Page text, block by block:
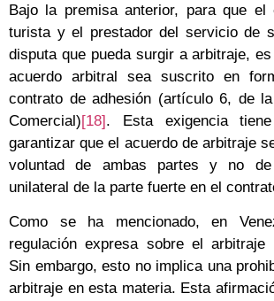
Bajo la premisa anterior, para que el
turista y el prestador del servicio de
disputa que pueda surgir a arbitraje,
acuerdo arbitral sea suscrito en
contrato de adhesión (artículo 6, de
Comercial)[18]. Esta exigencia
garantizar que el acuerdo de arbitraje
voluntad de ambas partes y no de
unilateral de la parte fuerte en el
Como se ha mencionado, en
regulación expresa sobre el arbitraje
Sin embargo, esto no implica una
arbitraje en esta materia. Esta